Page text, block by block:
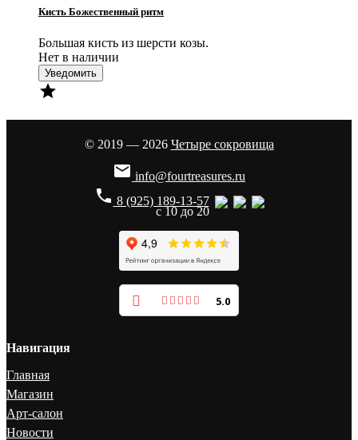
Кисть Божественный ритм
Большая кисть из шерсти козы.
Нет в наличии
Уведомить

© 2019 — 2026 Четыре сокровища
 info@fourtreasures.ru
phone 8 (925) 189-13-57
с 10 до 20
5.0
Навигация
Главная
Магазин
Арт-салон
Новости